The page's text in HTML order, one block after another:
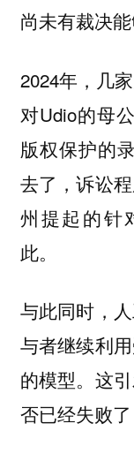
尚未有裁决
2024年，几
对Udio的母
版权保护的
去了，诉讼
州提起的针
此。
与此同时，
与者继续利
的模型。这
否已经失败了